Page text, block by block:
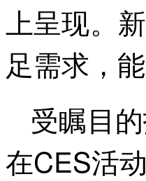
上呈现。
足需求，
受瞩目
在CES活